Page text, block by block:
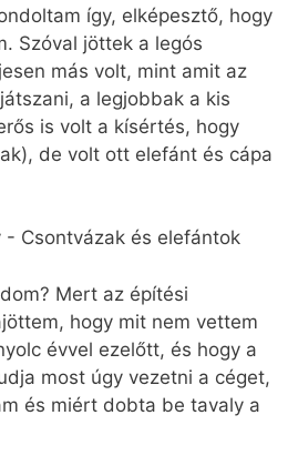
így, elképesztő, hogy
Szóval jöttek a legós
más volt, mint amit az
a legjobbak a kis
is volt a kísértés, hogy
de volt ott elefánt és cápa
Mert az építési
hogy mit nem vettem
évvel ezelőtt, és hogy a
most úgy vezetni a céget,
és miért dobta be tavaly a